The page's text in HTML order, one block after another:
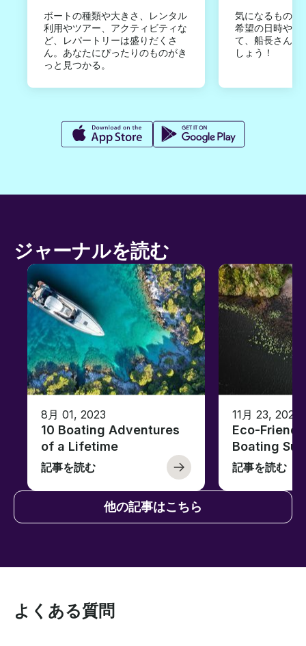
ボートの種類や大きさ、レンタル
利用やツアー、アクティビティな
ど、レパートリーは盛りだくさ
ん。あなたにぴったりのものがき
っと見つかる。
気になるものは
希望の日時やご
て、船長さんか
しょう！
ジャーナルを読む
8月 01, 2023
10 Boating Adventures
of a Lifetime
記事を読む
11月 23, 2022
Eco-
Boating
記事を読む
他の記事はこちら
よくある質問